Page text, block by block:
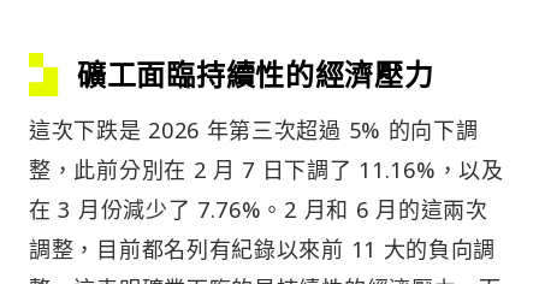
礦工面臨持續性的經濟壓力
這次下跌是 2026 年第三次超過 5% 的向下調
整，此前分別在 2 月 7 日下調了 11.16%，以及
在 3 月份減少了 7.76%。2 月和 6 月的這兩次
調整，目前都名列有紀錄以來前 11 大的負向調